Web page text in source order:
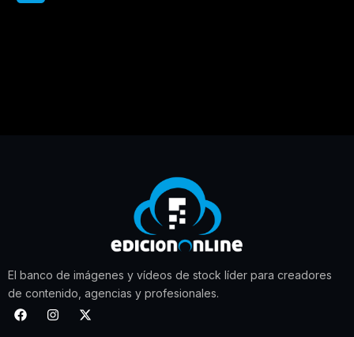
El banco de imágenes y vídeos de stock líder para creadores
de contenido, agencias y profesionales.
F
a
I
n
X
-